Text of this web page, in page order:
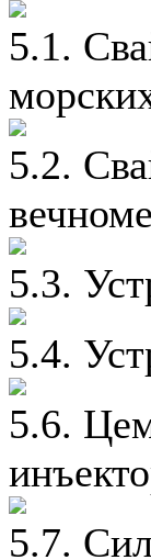
5.1.
5.2.
5.3.
5.4.
5.6.
5.7.